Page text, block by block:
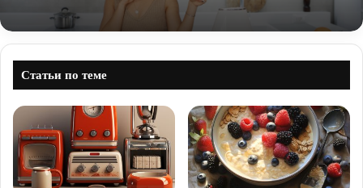
Статьи по теме